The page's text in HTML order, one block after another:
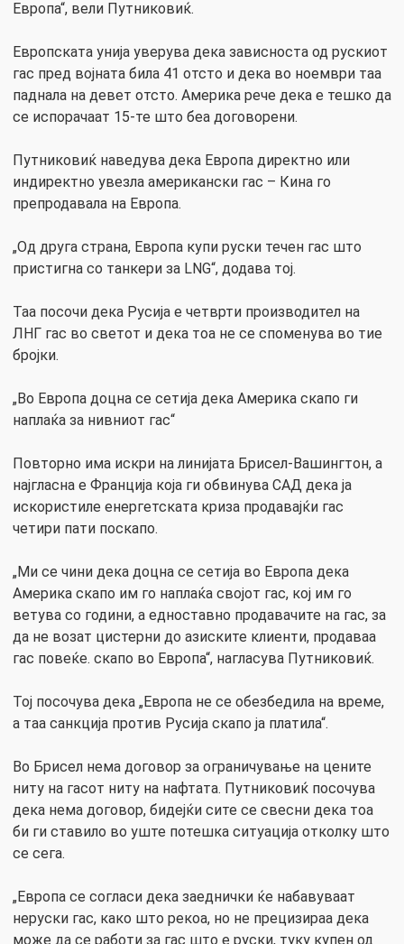
Европа“, вели Путниковиќ.
Европската унија уверува дека зависноста од рускиот
гас пред војната била 41 отсто и дека во ноември таа
паднала на девет отсто. Америка рече дека е тешко да
се испорачаат 15-те што беа договорени.
Путниковиќ наведува дека Европа директно или
индиректно увезла американски гас – Кина го
препродавала на Европа.
„Од друга страна, Европа купи руски течен гас што
пристигна со танкери за LNG“, додава тој.
Таа посочи дека Русија е четврти производител на
ЛНГ гас во светот и дека тоа не се споменува во тие
бројки.
„Во Европа доцна се сетија дека Америка скапо ги
наплаќа за нивниот гас“
Повторно има искри на линијата Брисел-Вашингтон, а
најгласна е Франција која ги обвинува САД дека ја
искористиле енергетската криза продавајќи гас
четири пати поскапо.
„Ми се чини дека доцна се сетија во Европа дека
Америка скапо им го наплаќа својот гас, кој им го
ветува со години, а едноставно продавачите на гас, за
да не возат цистерни до азиските клиенти, продаваа
гас повеќе. скапо во Европа“, нагласува Путниковиќ.
Тој посочува дека „Европа не се обезбедила на време,
а таа санкција против Русија скапо ја платила“.
Во Брисел нема договор за ограничување на цените
ниту на гасот ниту на нафтата. Путниковиќ посочува
дека нема договор, бидејќи сите се свесни дека тоа
би ги ставило во уште потешка ситуација отколку што
се сега.
„Европа се согласи дека заеднички ќе набавуваат
неруски гас, како што рекоа, но не прецизираа дека
може да се работи за гас што е руски, туку купен од